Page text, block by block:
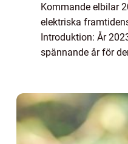
Kommande elbilar
elektriska
Introduktion: År
spännande år för
utve...